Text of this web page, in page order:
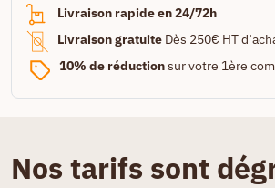
Livraison rapide en 24/72h
Livraison gratuite Dès 250€ HT
10% de réductionsur votre 1ère
Nos tarifs sont